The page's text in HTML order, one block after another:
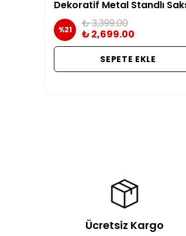
%21
₺ 3,399.00
₺ 2,699.00
SEPETE EKLE
Ücretsiz Kargo